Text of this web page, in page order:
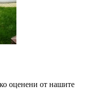
оценени от нашите